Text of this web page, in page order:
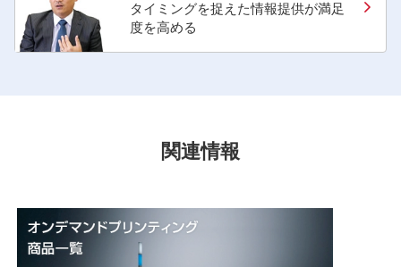
タイミングを捉えた情報提供が満足
度を高める
関連情報